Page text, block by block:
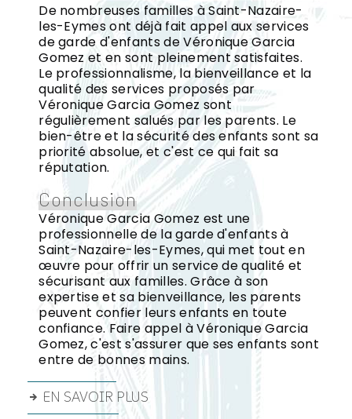
De nombreuses familles à Saint-Nazaire-
les-Eymes ont déjà fait appel aux services
de garde d'enfants de Véronique Garcia
Gomez et en sont pleinement satisfaites.
Le professionnalisme, la bienveillance et la
qualité des services proposés par
Véronique Garcia Gomez sont
régulièrement salués par les parents. Le
bien-être et la sécurité des enfants sont sa
priorité absolue, et c'est ce qui fait sa
réputation.
Conclusion
Véronique Garcia Gomez est une
professionnelle de la garde d'enfants à
Saint-Nazaire-les-Eymes, qui met tout en
œuvre pour offrir un service de qualité et
sécurisant aux familles. Grâce à son
expertise et sa bienveillance, les parents
peuvent confier leurs enfants en toute
confiance. Faire appel à Véronique Garcia
Gomez, c'est s'assurer que ses enfants sont
entre de bonnes mains.
EN SAVOIR PLUS